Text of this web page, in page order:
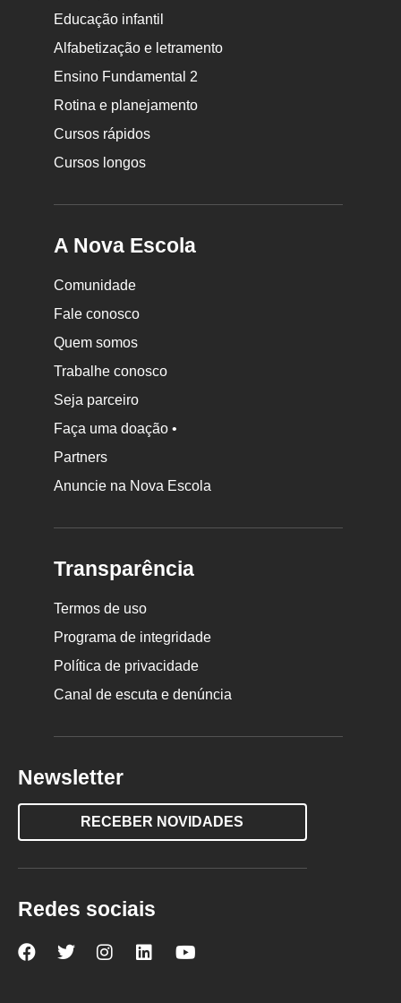
Educação infantil
Alfabetização e letramento
Ensino Fundamental 2
Rotina e planejamento
Cursos rápidos
Cursos longos
A Nova Escola
Comunidade
Fale conosco
Quem somos
Trabalhe conosco
Seja parceiro
Faça uma doação •
Partners
Anuncie na Nova Escola
Transparência
Termos de uso
Programa de integridade
Política de privacidade
Canal de escuta e denúncia
Newsletter
RECEBER NOVIDADES
Redes sociais
NovaNova Nova Nova